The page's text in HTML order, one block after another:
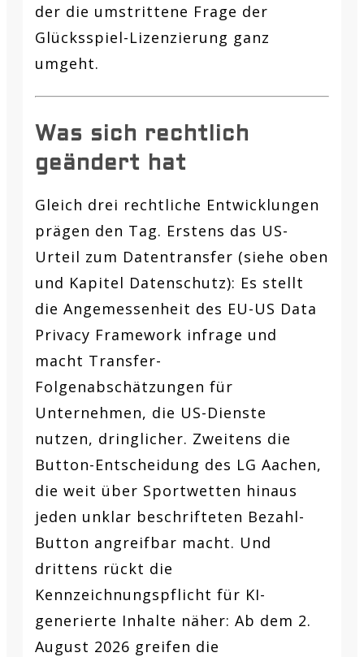
der die umstrittene Frage der
Glücksspiel-Lizenzierung ganz
umgeht.
Was sich rechtlich
geändert hat
Gleich drei rechtliche Entwicklungen
prägen den Tag. Erstens das US-
Urteil zum Datentransfer (siehe oben
und Kapitel Datenschutz): Es stellt
die Angemessenheit des EU-US Data
Privacy Framework infrage und
macht Transfer-
Folgenabschätzungen für
Unternehmen, die US-Dienste
nutzen, dringlicher. Zweitens die
Button-Entscheidung des LG Aachen,
die weit über Sportwetten hinaus
jeden unklar beschrifteten Bezahl-
Button angreifbar macht. Und
drittens rückt die
Kennzeichnungspflicht für KI-
generierte Inhalte näher: Ab dem 2.
August 2026 greifen die